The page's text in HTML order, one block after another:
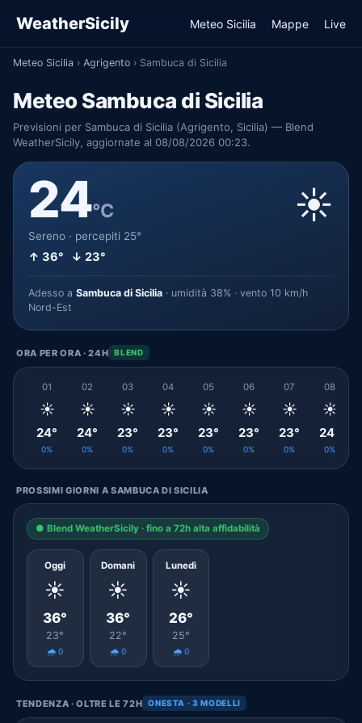
WeatherSicily Meteo Sicilia Mappe Live
Meteo Sicilia › Agrigento › Sambuca di Sicilia
Meteo Sambuca di Sicilia
Previsioni per Sambuca di Sicilia (Agrigento, Sicilia) — Blend
WeatherSicily, aggiornate al 08/08/2026 00:23.
24°C
Sereno · percepiti 25°
↑ 36° ↓ 23°
☀️
Adesso a Sambuca di Sicilia · umidità 38% · vento 10 km/h
Nord-Est
ORA PER ORA · 24H BLEND
01
☀️
24°
0%
02
☀️
24°
0%
03
☀️
23°
0%
04
☀️
23°
0%
05
☀️
23°
0%
06
☀️
23°
0%
07
☀️
23°
0%
08
☀️
24°
0%
PROSSIMI GIORNI A SAMBUCA DI SICILIA
● Blend WeatherSicily · fino a 72h alta affidabilità
Oggi
☀️
36°
23°
🌧️ 0
Domani
☀️
36°
22°
🌧️ 0
Lunedì
☀️
26°
25°
🌧️ 0
TENDENZA · OLTRE LE 72H ONESTA · 3 MODELLI